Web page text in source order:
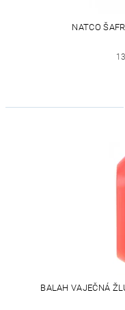
NATCO
BALAH VAJEČNÁ